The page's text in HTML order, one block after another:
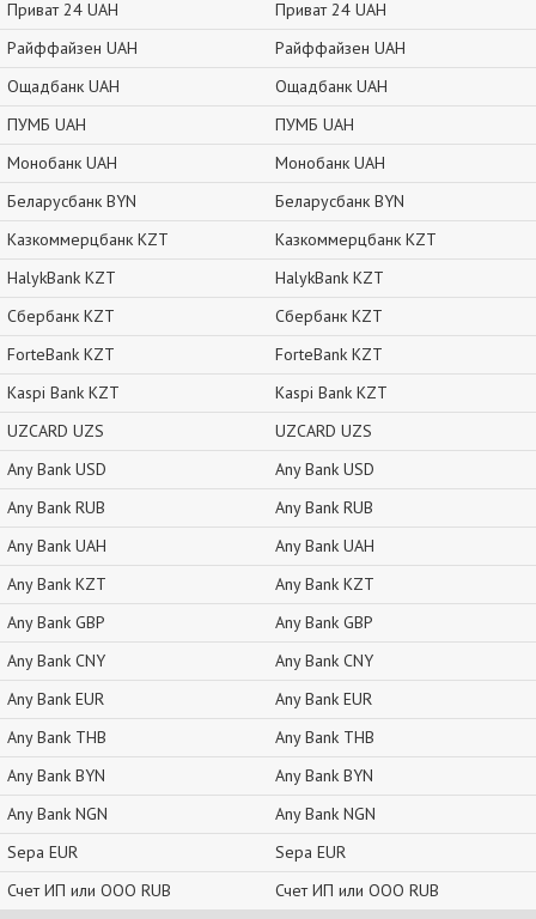
Приват 24 UAH
Райффайзен UAH
Ощадбанк UAH
ПУМБ UAH
Монобанк UAH
Беларусбанк BYN
Казкоммерцбанк KZT
HalykBank KZT
Сбербанк KZT
ForteBank KZT
Kaspi Bank KZT
UZCARD UZS
Any Bank USD
Any Bank RUB
Any Bank UAH
Any Bank KZT
Any Bank GBP
Any Bank CNY
Any Bank EUR
Any Bank THB
Any Bank BYN
Any Bank NGN
Sepa EUR
Счет ИП или ООО RUB
Приват 24 UAH
Райффайзен UAH
Ощадбанк UAH
ПУМБ UAH
Монобанк UAH
Беларусбанк BYN
Казкоммерцбанк KZT
HalykBank KZT
Сбербанк KZT
ForteBank KZT
Kaspi Bank KZT
UZCARD UZS
Any Bank USD
Any Bank RUB
Any Bank UAH
Any Bank KZT
Any Bank GBP
Any Bank CNY
Any Bank EUR
Any Bank THB
Any Bank BYN
Any Bank NGN
Sepa EUR
Счет ИП или ООО RUB